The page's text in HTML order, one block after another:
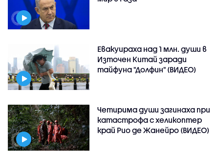
Евакуираха над 1 млн. души в
Източен Китай заради
тайфуна "Долфин" (ВИДЕО)
Четирима души загинаха при
катастрофа с хеликоптер
край Рио де Жанейро (ВИДЕО)